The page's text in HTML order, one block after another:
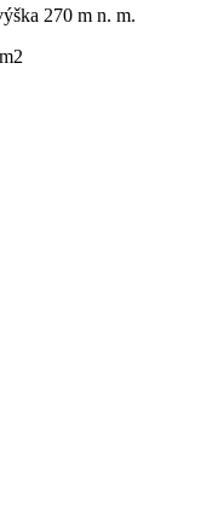
270 m n. m.